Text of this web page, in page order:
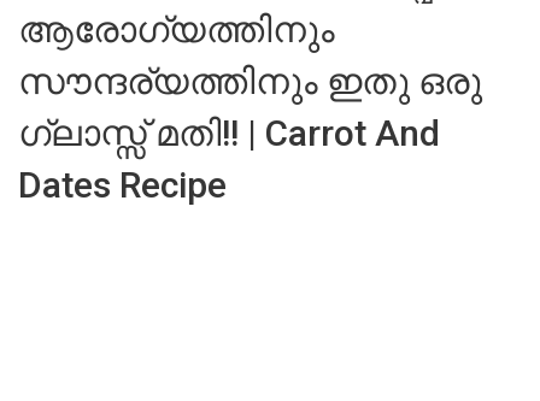
ആരോഗ്യത്തിനും
സൗന്ദര്യത്തിനും ഇതു ഒരു
ഗ്ലാസ്സ് മതി!! | Carrot And
Dates Recipe